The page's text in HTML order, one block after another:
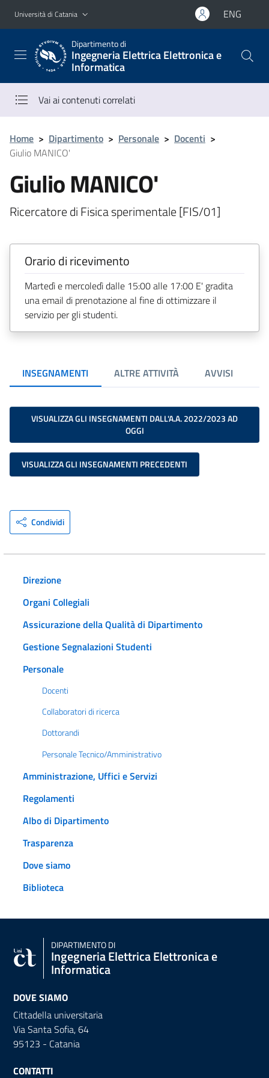
Vai al contenuto principale
Vai al menu di navigazione
Università di Catania ENG
Dipartimento di
Ingegneria Elettrica Elettronica e
Informatica
Vai ai contenuti correlati
Home > Dipartimento > Personale > Docenti >
Giulio MANICO'
Giulio MANICO'
Ricercatore di Fisica sperimentale [FIS/01]
Orario di ricevimento
Martedì e mercoledì dalle 15:00 alle 17:00 E' gradita
una email di prenotazione al fine di ottimizzare il
servizio per gli studenti.
INSEGNAMENTI ALTRE ATTIVITÀ AVVISI
VISUALIZZA GLI INSEGNAMENTI DALL'A.A. 2022/2023 AD
OGGI
VISUALIZZA GLI INSEGNAMENTI PRECEDENTI
Condividi
Direzione
Organi Collegiali
Assicurazione della Qualità di Dipartimento
Gestione Segnalazioni Studenti
Personale
Docenti
Collaboratori di ricerca
Dottorandi
Personale Tecnico/Amministrativo
Amministrazione, Uffici e Servizi
Regolamenti
Albo di Dipartimento
Trasparenza
Dove siamo
Biblioteca
DIPARTIMENTO DI
Ingegneria Elettrica Elettronica e
Informatica
DOVE SIAMO
Cittadella universitaria
Via Santa Sofia, 64
95123 - Catania
CONTATTI